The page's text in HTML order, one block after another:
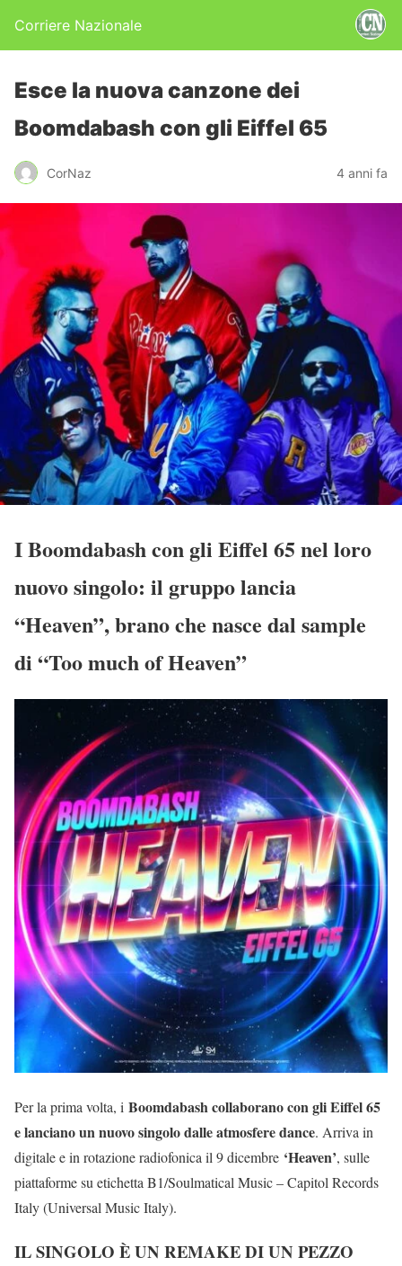
Corriere Nazionale
Esce la nuova canzone dei
Boomdabash con gli Eiffel 65
CorNaz 4 anni fa
I Boomdabash con gli Eiffel 65 nel loro
nuovo singolo: il gruppo lancia
“Heaven”, brano che nasce dal sample
di “Too much of Heaven”
Per la prima volta, i Boomdabash collaborano con gli Eiffel 65
e lanciano un nuovo singolo dalle atmosfere dance. Arriva in
digitale e in rotazione radiofonica il 9 dicembre ‘Heaven’, sulle
piattaforme su etichetta B1/Soulmatical Music – Capitol Records
Italy (Universal Music Italy).
IL SINGOLO È UN REMAKE DI UN PEZZO